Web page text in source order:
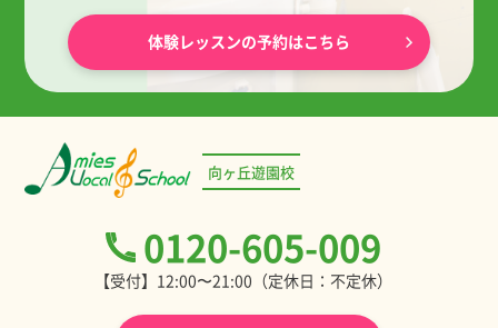
体験レッスンの予約はこちら
向ヶ丘遊園校
0120-605-009
【受付】12:00〜21:00（定休日：不定休）